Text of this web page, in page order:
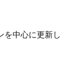
を中心に更新し